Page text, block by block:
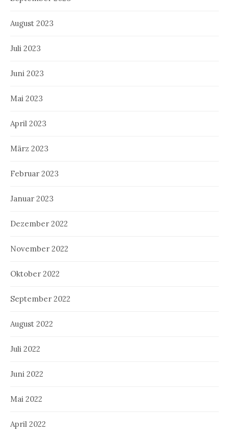
August 2023
Juli 2023
Juni 2023
Mai 2023
April 2023
März 2023
Februar 2023
Januar 2023
Dezember 2022
November 2022
Oktober 2022
September 2022
August 2022
Juli 2022
Juni 2022
Mai 2022
April 2022